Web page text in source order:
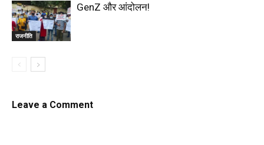
राजनीति
GenZ और आंदोलन!
Leave a Comment